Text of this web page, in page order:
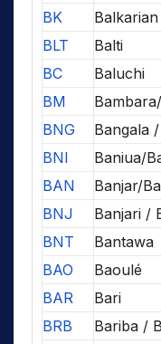
BK
Balkarian
BLT
Balti
BC
Baluchi
BM
BNG
Bangala
BNI
Baniua/
BAN
Banjar/
BNJ
Banjari /
BNT
Bantawa
BAO
Baoulé
BAR
Bari
BRB
Bariba /